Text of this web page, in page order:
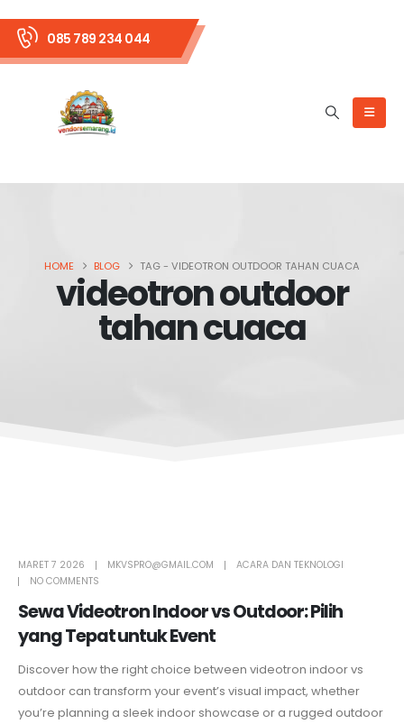
085 789 234 044
HOME BLOG TAG - VIDEOTRON OUTDOOR TAHAN CUACA
videotron outdoor
tahan cuaca
MARET 7 2026 MKVSPRO@GMAIL.COM
ACARA DAN TEKNOLOGI
NO COMMENTS
Sewa Videotron Indoor vs Outdoor: Pilih
yang Tepat untuk Event
Discover how the right choice between videotron indoor vs
outdoor can transform your event’s visual impact, whether
you’re planning a sleek indoor showcase or a rugged outdoor